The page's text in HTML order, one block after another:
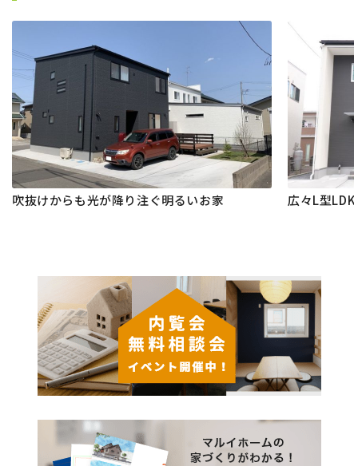
吹抜けからも光が降り注ぐ明るいお家 広々L型